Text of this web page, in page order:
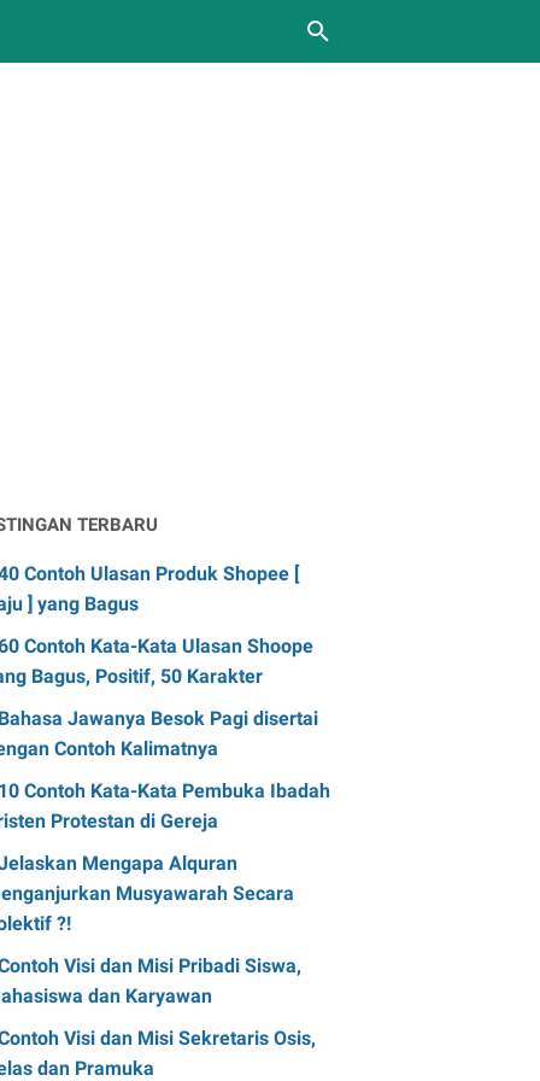
TERBARU
Contoh Ulasan Produk Shopee [
] yang Bagus
Contoh Kata-Kata Ulasan Shoope
Bagus, Positif, 50 Karakter
Bahasa Jawanya Besok Pagi disertai
Contoh Kalimatnya
10 Contoh Kata-Kata Pembuka Ibadah
Protestan di Gereja
Mengapa Alquran
Musyawarah Secara
?!
Visi dan Misi Pribadi Siswa,
dan Karyawan
Visi dan Misi Sekretaris Osis,
dan Pramuka